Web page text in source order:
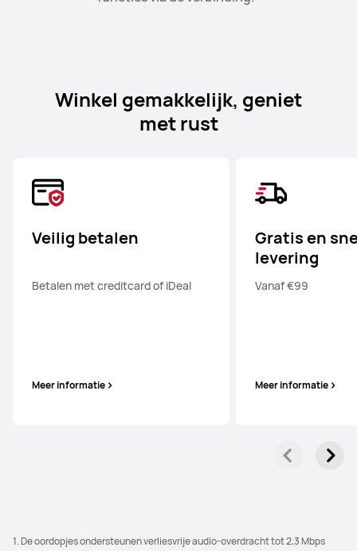
Winkel gemakkelijk, geniet
met rust
Veilig betalen
Betalen met creditcard of iDeal
Meer informatie
Gratis en
levering
Vanaf €99
Meer informatie
1. De oordopjes ondersteunen verliesvrije audio-overdracht tot 2,3 Mbps